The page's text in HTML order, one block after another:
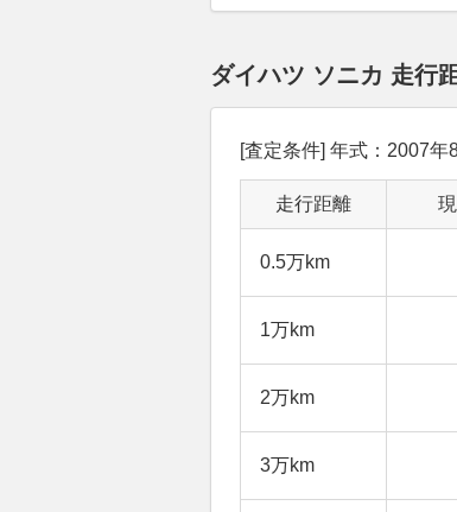
ダイハツ ソニカ 走行
[査定条件] 年式：2007
走行距離
0.5万km
1万km
2万km
3万km